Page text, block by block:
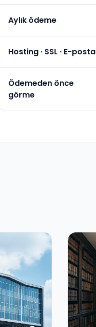
Aylık ödeme
Hosting · SSL · E-posta
Ödemeden önce
görme